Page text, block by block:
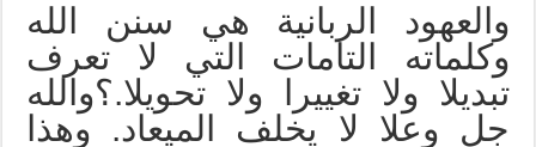
والعهود الربانية هي سنن الله
وكلماته التامات التي لا تعرف
تبديلا ولا تغييرا ولا تحويلا.؟والله
جل وعلا لا يخلف الميعاد. وهذا